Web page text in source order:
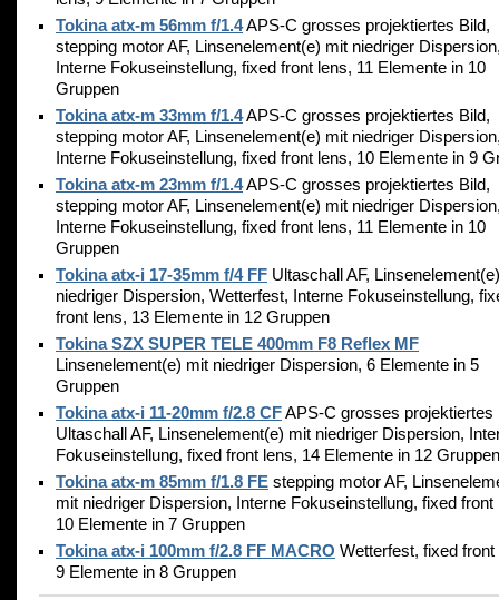
Tokina atx-m 56mm f/1.4APS-C grosses projektiertes Bild,
stepping motor AF, Linsenelement(e) mit niedriger
Interne Fokuseinstellung, fixed front lens, 11 Elemente in 10
Gruppen
Tokina atx-m 33mm f/1.4APS-C grosses projektiertes Bild,
stepping motor AF, Linsenelement(e) mit niedriger
Interne Fokuseinstellung, fixed front lens, 10 Elemente in 9
Tokina atx-m 23mm f/1.4APS-C grosses projektiertes Bild,
stepping motor AF, Linsenelement(e) mit niedriger
Interne Fokuseinstellung, fixed front lens, 11 Elemente in 10
Gruppen
Tokina atx-i 17-35mm f/4 FF Ultaschall AF,
niedriger Dispersion, Wetterfest, Interne Fokuseinstellung,
front lens, 13 Elemente in 12 Gruppen
Tokina SZX SUPER TELE 400mm F8 Reflex MF
Linsenelement(e) mit niedriger Dispersion, 6 Elemente in 5
Gruppen
Tokina atx-i 11-20mm f/2.8 CFAPS-C grosses projektiertes
Ultaschall AF, Linsenelement(e) mit niedriger Dispersion,
Fokuseinstellung, fixed front lens, 14 Elemente in 12 Gruppen
Tokina atx-m 85mm f/1.8 FE stepping motor AF,
mit niedriger Dispersion, Interne Fokuseinstellung, fixed front
10 Elemente in 7 Gruppen
Tokina atx-i 100mm f/2.8 FF MACRO Wetterfest, fixed front
9 Elemente in 8 Gruppen